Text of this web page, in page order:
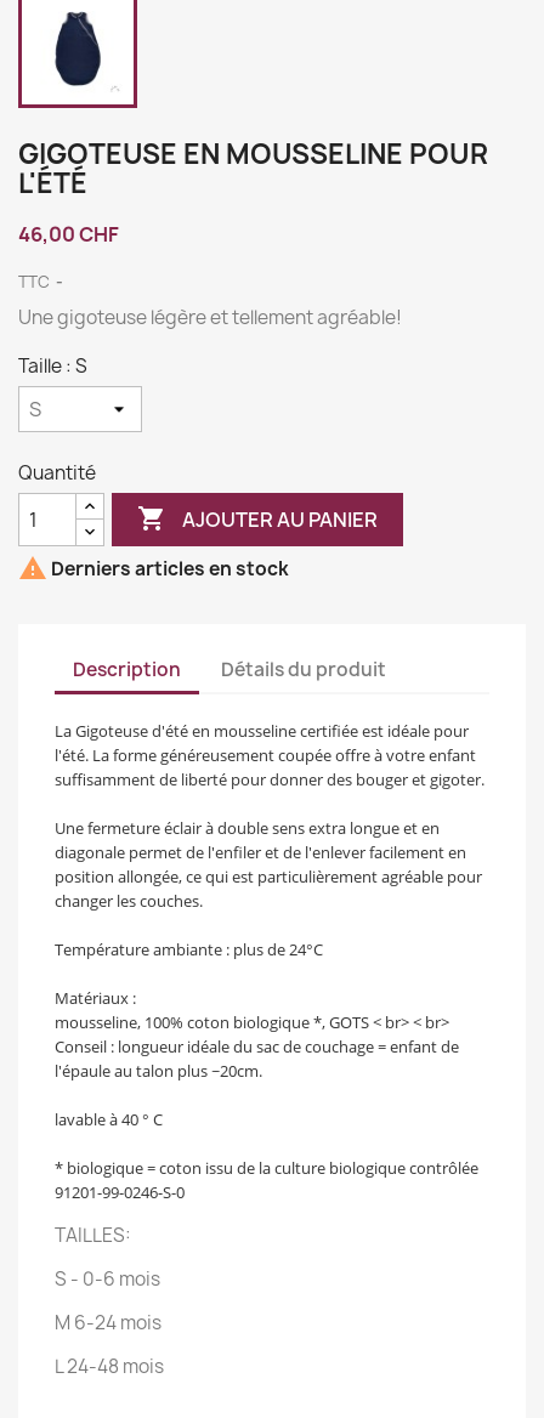
GIGOTEUSE EN MOUSSELINE POUR
L'ÉTÉ
46,00 CHF
TTC
Une gigoteuse légère et tellement agréable!
Taille : S
Quantité
 AJOUTER AU PANIER
 Derniers articles en stock
Description Détails du produit
La Gigoteuse d'été en mousseline certifiée est idéale pour
l'été. La forme généreusement coupée offre à votre enfant
suffisamment de liberté pour donner des bouger et gigoter.
Une fermeture éclair à double sens extra longue et en
diagonale permet de l'enfiler et de l'enlever facilement en
position allongée, ce qui est particulièrement agréable pour
changer les couches.
Température ambiante : plus de 24°C
Matériaux :
mousseline, 100% coton biologique *, GOTS < br> < br>
Conseil : longueur idéale du sac de couchage = enfant de
l'épaule au talon plus ~20cm.
lavable à 40 ° C
* biologique = coton issu de la culture biologique contrôlée
91201-99-0246-S-0
TAILLES:
S - 0-6 mois
M 6-24 mois
L 24-48 mois